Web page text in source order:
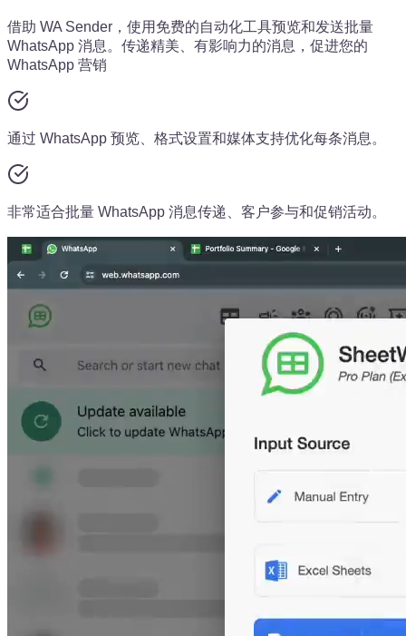
借助 WA Sender，使用免费的自动化工具预览和发送批量
WhatsApp 消息。传递精美、有影响力的消息，促进您的
WhatsApp 营销
通过 WhatsApp 预览、格式设置和媒体支持优化每条消息。
非常适合批量 WhatsApp 消息传递、客户参与和促销活动。